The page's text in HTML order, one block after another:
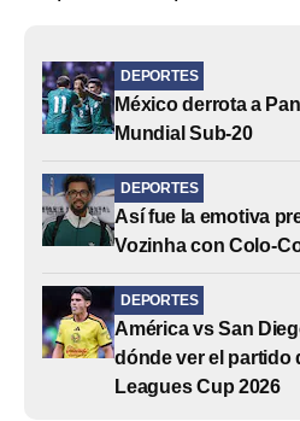
DEPORTES
México derrota a
Mundial Sub-20
DEPORTES
Así fue la emotiva
Vozinha con Colo-
DEPORTES
América vs San
dónde ver el partido
Leagues Cup 2026